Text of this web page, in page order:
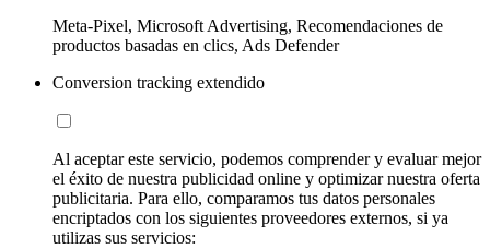
Meta-Pixel, Microsoft Advertising, Recomendaciones de
productos basadas en clics, Ads Defender
Conversion tracking extendido
Al aceptar este servicio, podemos comprender y evaluar mejor
el éxito de nuestra publicidad online y optimizar nuestra oferta
publicitaria. Para ello, comparamos tus datos personales
encriptados con los siguientes proveedores externos, si ya
utilizas sus servicios: